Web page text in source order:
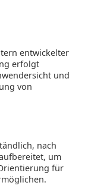
entwickelter
erfolgt
und
von
nach
um
für